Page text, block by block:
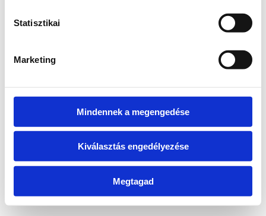
Statisztikai
Marketing
Mindennek a megengedése
Kiválasztás engedélyezése
Megtagad